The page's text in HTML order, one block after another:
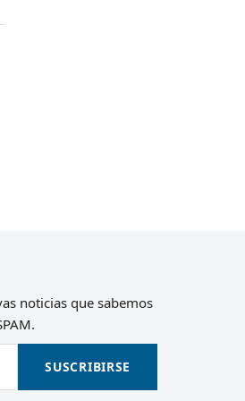
noticias que sabemos
SUSCRIBIRSE